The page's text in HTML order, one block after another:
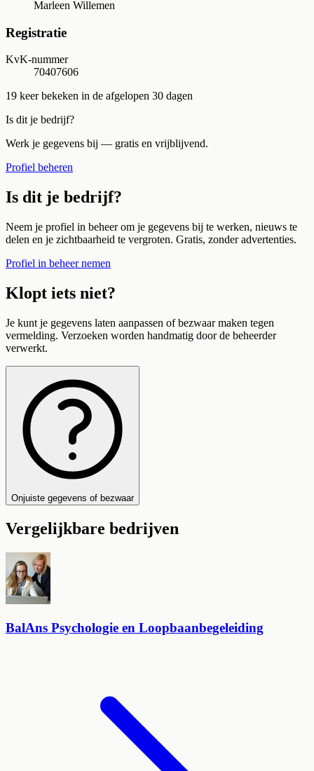
Marleen Willemen
Registratie
KvK-nummer
70407606
19 keer bekeken in de afgelopen 30 dagen
Is dit je bedrijf?
Werk je gegevens bij — gratis en vrijblijvend.
Profiel beheren
Is dit je bedrijf?
Neem je profiel in beheer om je gegevens bij te werken, nieuws te
delen en je zichtbaarheid te vergroten. Gratis, zonder advertenties.
Profiel in beheer nemen
Klopt iets niet?
Je kunt je gegevens laten aanpassen of bezwaar maken tegen
vermelding. Verzoeken worden handmatig door de beheerder
verwerkt.
Onjuiste gegevens of bezwaar
Vergelijkbare bedrijven
BalAns Psychologie en Loopbaanbegeleiding